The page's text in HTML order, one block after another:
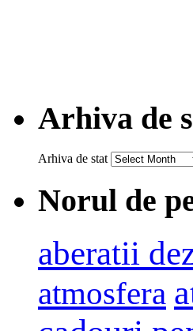
Arhiva de
Arhiva de stat
Norul de
aberatii
atmosfera